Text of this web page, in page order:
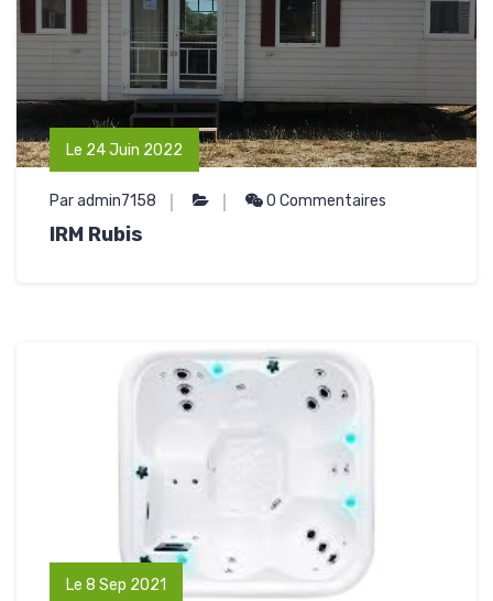
Le 24 Juin 2022
Par admin7158 0 Commentaires
IRM Rubis
Le 8 Sep 2021